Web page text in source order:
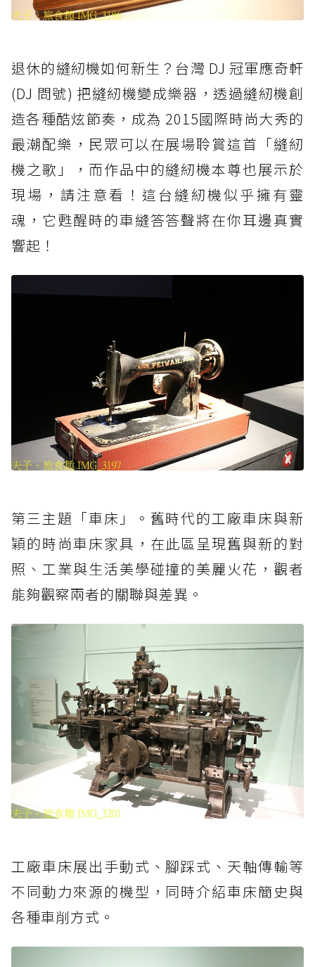
退休的縫紉機如何新生？台灣 DJ 冠軍應奇軒
(DJ 問號) 把縫紉機變成樂器，透過縫紉機創
造各種酷炫節奏，成為 2015國際時尚大秀的
最潮配樂，民眾可以在展場聆賞這首「縫紉
機之歌」，而作品中的縫紉機本尊也展示於
現場，請注意看！這台縫紉機似乎擁有靈
魂，它甦醒時的車縫答答聲將在你耳邊真實
響起！
第三主題「車床」。舊時代的工廠車床與新
穎的時尚車床家具，在此區呈現舊與新的對
照、工業與生活美學碰撞的美麗火花，觀者
能夠觀察兩者的關聯與差異。
工廠車床展出手動式、腳踩式、天軸傳輸等
不同動力來源的機型，同時介紹車床簡史與
各種車削方式。